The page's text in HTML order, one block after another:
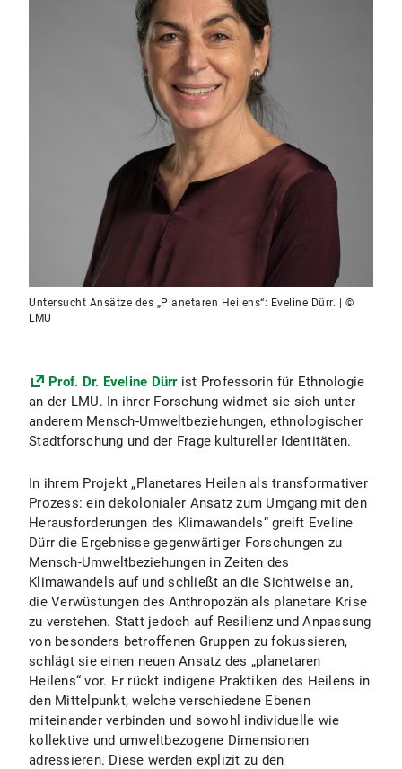
Untersucht Ansätze des „Planetaren Heilens“: Eveline Dürr. | ©
LMU
Prof. Dr. Eveline Dürrist Professorin für Ethnologie
an der LMU. In ihrer Forschung widmet sie sich unter
anderem Mensch-Umweltbeziehungen, ethnologischer
Stadtforschung und der Frage kultureller Identitäten.
In ihrem Projekt „Planetares Heilen als transformativer
Prozess: ein dekolonialer Ansatz zum Umgang mit den
Herausforderungen des Klimawandels“ greift Eveline
Dürr die Ergebnisse gegenwärtiger Forschungen zu
Mensch-Umweltbeziehungen in Zeiten des
Klimawandels auf und schließt an die Sichtweise an,
die Verwüstungen des Anthropozän als planetare Krise
zu verstehen. Statt jedoch auf Resilienz und Anpassung
von besonders betroffenen Gruppen zu fokussieren,
schlägt sie einen neuen Ansatz des „planetaren
Heilens“ vor. Er rückt indigene Praktiken des Heilens in
den Mittelpunkt, welche verschiedene Ebenen
miteinander verbinden und sowohl individuelle wie
kollektive und umweltbezogene Dimensionen
adressieren. Diese werden explizit zu den